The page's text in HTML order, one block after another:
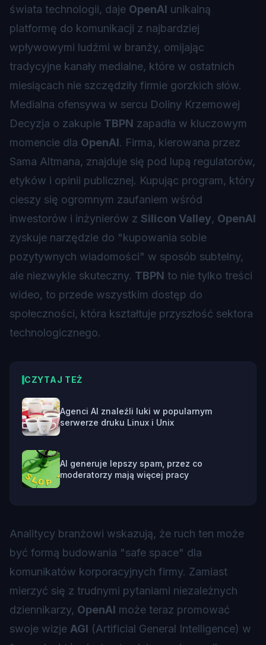
świata technologii, daje OpenAI unikalną
platformę do komunikacji z najbardziej
wpływowymi ludźmi w branży, omijając
tradycyjne kanały medialne, które w ostatnich
miesiącach nie szczędziły firmie gorzkich słów.
Medialna ofensywa w sercu Doliny Krzemowej
Decyzja o zakupie TBPN zapadła w kluczowym
momencie dla OpenAI. Firma, kierowana przez
Sama Altmana, znajduje się pod lupą regulatorów,
etyków i opinii publicznej. Kupując program, który
cieszy się ogromnym zaufaniem wśród
inwestorów i inżynierów z Silicon Valley, OpenAI
zyskuje narzędzie do "kupowania sobie
pozytywnych wiadomości" w sposób subtelny,
ale niezwykle skuteczny. TBPN to nie tylko treści
wideo, to przede wszystkim dostęp do
społeczności, która kształtuje przyszłość sektora
technologicznego.
CZYTAJ TEŻ
Agenci AI znaleźli luki w popularnym
serwerze druku Linux i Unix
AI generuje lepszy spam, przez co
moderatorzy mają więcej pracy
Analitycy branżowi wskazują, że ruch ten może
być formą budowania "safe space" dla
komunikatów korporacyjnych firmy. Zamiast
mierzyć się z trudnymi pytaniami niezależnych
dziennikarzy, OpenAI może teraz promować
swoje wizje AGI (Artificial General Intelligence) w